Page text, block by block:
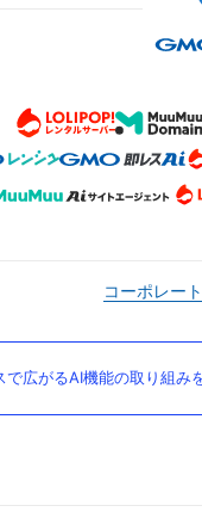
コーポレー
広がるAI機能の取り組み